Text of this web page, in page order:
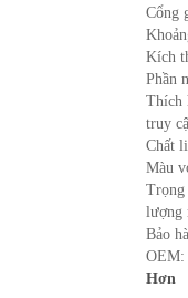
Cổng
Kích
Phần
Thích
truy
Chất
Màu
lượng
Bảo
OEM:
Hơn